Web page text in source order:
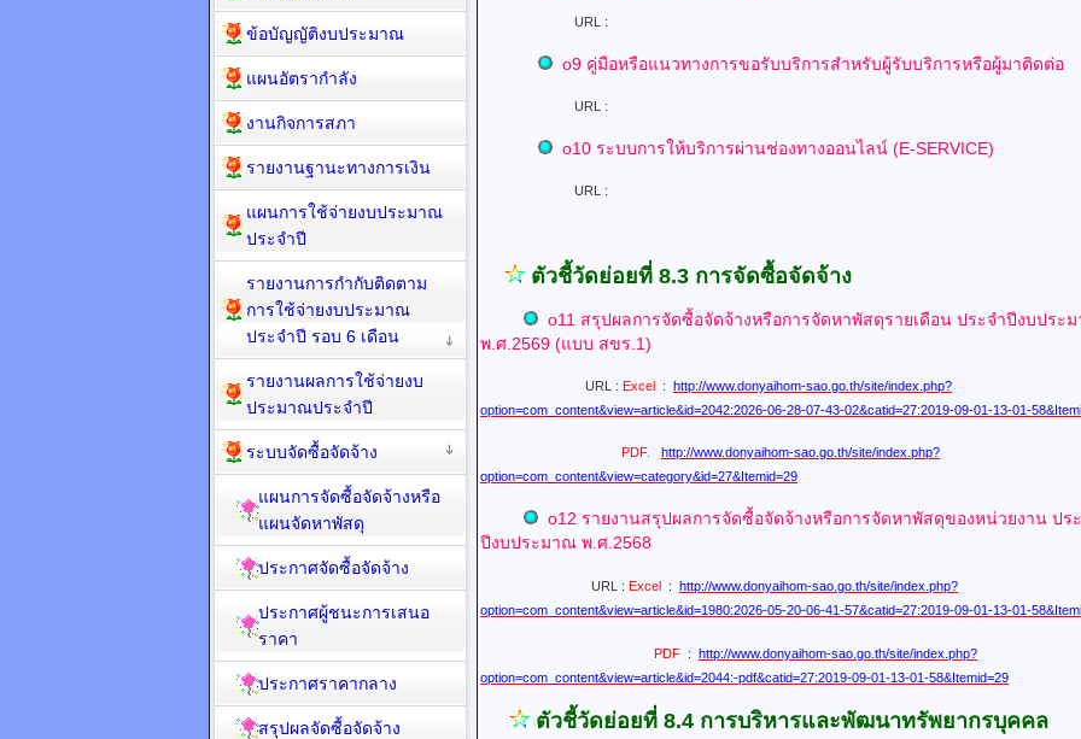
URL :
o9 คู่มือหรือแนวทางการขอรับบริการสำหรับผู้รับบริการหรือผู้มาติดต่อ
URL :
o10 ระบบการให้บริการผ่านช่องทางออนไลน์ (E-SERVICE)
URL :
ตัวชี้วัดย่อยที่ 8.3 การจัดซื้อจัดจ้าง
o11 สรุปผลการจัดซื้อจัดจ้างหรือการจัดหาพัสดุรายเดือน ประจำปีงบประ
พ.ศ.2569 (แบบ สขร.1)
URL : Excel : http://www.donyaihom-sao.go.th/site/index.php?
option=com_content&view=article&id=2042:2026-06-28-07-43-02&catid=27:2019-09-01-13-01-
PDF.
http://www.donyaihom-sao.go.th/site/index.php?
option=com_content&view=category&id=27&Itemid=29
o12 รายงานสรุปผลการจัดซื้อจัดจ้างหรือการจัดหาพัสดุของหน่วยงาน ปร
ปีงบประมาณ พ.ศ.2568
URL : Excel : http://www.donyaihom-sao.go.th/site/index.php?
option=com_content&view=article&id=1980:2026-05-20-06-41-57&catid=27:2019-09-01-13-01-
PDF : http://www.donyaihom-sao.go.th/site/index.php?
option=com_content&view=article&id=2044:-pdf&catid=27:2019-09-01-13-01-58&Itemid=29
ตัวชี้วัดย่อยที่ 8.4 การบริหารและพัฒนาทรัพยากรบุคคล
ข้อบัญญัติงบประมาณ
แผนอัตรากำลัง
งานกิจการสภา
รายงานฐานะทางการเงิน
แผนการใช้จ่ายงบประมาณ
ประจำปี
รายงานการกำกับติดตาม
การใช้จ่ายงบประมาณ
ประจำปี รอบ 6 เดือน
รายงานผลการใช้จ่ายงบ
ประมาณประจำปี
ระบบจัดซื้อจัดจ้าง
แผนการจัดซื้อจัดจ้างหรือ
แผนจัดหาพัสดุ
ประกาศจัดซื้อจัดจ้าง
ประกาศผู้ชนะการเสนอ
ราคา
ประกาศราคากลาง
สรุปผลจัดซื้อจัดจ้าง